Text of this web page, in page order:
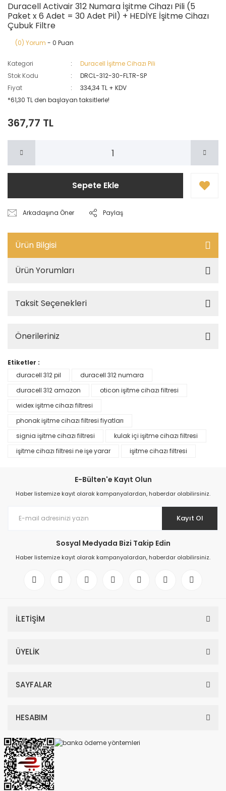
Duracell Activair 312 Numara İşitme Cihazı Pili (5
Paket x 6 Adet = 30 Adet Pil) + HEDİYE İşitme Cihazı
Çubuk Filtre
(0) Yorum - 0 Puan
Kategori
Duracell İşitme Cihazı Pili
Stok Kodu
DRCL-312-30-FLTR-SP
Fiyat
334,34 TL + KDV
*61,30 TL den başlayan taksitlerle!
367,77 TL
Sepete Ekle
Arkadaşına Öner Paylaş
Ürün Bilgisi
Ürün Yorumları
Taksit Seçenekleri
Önerileriniz
Etiketler :
duracell 312 pil
duracell 312 numara
duracell 312 amazon
oticon işitme cihazı filtresi
widex işitme cihazı filtresi
phonak işitme cihazı filtresi fiyatları
signia işitme cihazı filtresi
kulak içi işitme cihazı filtresi
işitme cihazı filtresi ne işe yarar
işitme cihazı filtresi
E-Bülten'e Kayıt Olun
Haber listemize kayıt olarak kampanyalardan, haberdar olabilirsiniz.
Kayıt Ol
Sosyal Medyada Bizi Takip Edin
Haber listemize kayıt olarak kampanyalardan, haberdar olabilirsiniz.
İLETİŞİM
ÜYELİK
SAYFALAR
HESABIM